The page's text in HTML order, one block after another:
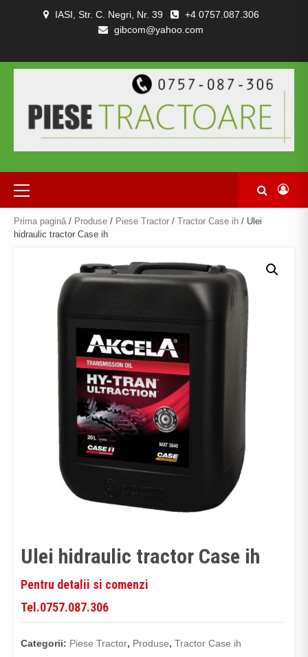
IASI, Str. C. Negri, Nr. 39
+4 0757.087.306
gibcom@yahoo.com
TRACTOARE
SI
COMBINE
NOI
DE
CONFIDENȚIALITATEA
SI
CONDITII
Primary
Menu
Prima pagină / Produse / Piese Tractor / Tractor Case ih / Ulei
hidraulic tractor Case ih
Ulei hidraulic tractor Case ih
Pentru detalii si comenzi
Tel.0757.087.306
Categorii: Piese Tractor, Produse, Tractor Case ih